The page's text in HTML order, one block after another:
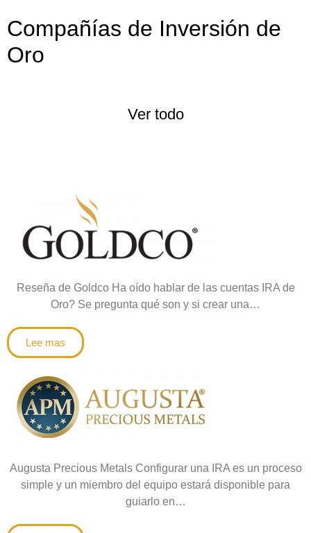
Compañías de Inversión de
Oro
Ver todo
Reseña de Goldco Ha oído hablar de las cuentas IRA de
Oro? Se pregunta qué son y si crear una…
Lee mas
Augusta Precious Metals Configurar una IRA es un proceso
simple y un miembro del equipo estará disponible para
guiarlo en…